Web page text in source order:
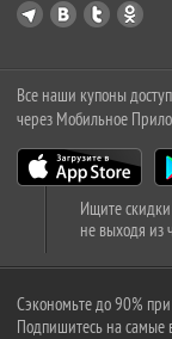
Все наши купоны
через Мобильное
Ищите скидки
не выходя из
Сэкономьте до 90%
Подпишитесь на самые